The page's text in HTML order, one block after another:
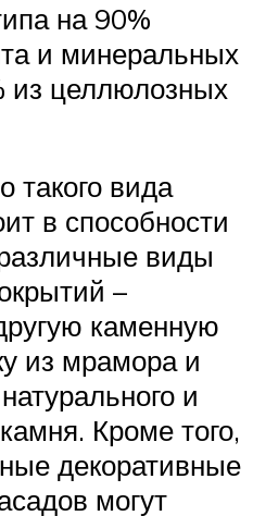
на 90%
и минеральных
из целлюлозных
такого вида
в способности
виды
–
каменную
из мрамора и
и
Кроме того,
декоративные
могут